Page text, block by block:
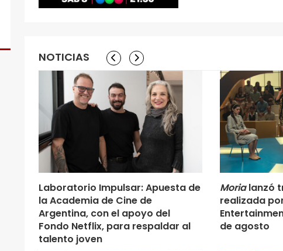
NOTICIAS
Laboratorio Impulsar: Apuesta de
la Academia de Cine de
Argentina, con el apoyo del
Fondo Netflix, para respaldar al
talento joven
Morialanzó
realizada
de agosto